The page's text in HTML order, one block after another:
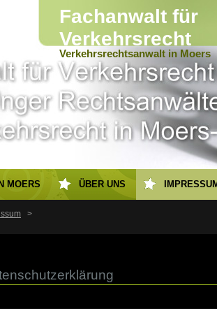
Fachanwalt für
Verkehrsrecht
Verkehrsrechtsanwalt in Moers
>
MOERS ÜBER UNS